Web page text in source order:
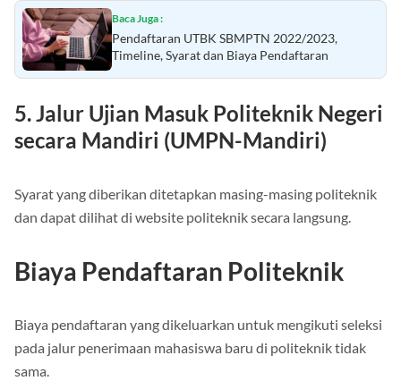
Baca Juga :
Pendaftaran UTBK SBMPTN 2022/2023,
Timeline, Syarat dan Biaya Pendaftaran
5. Jalur Ujian Masuk Politeknik Negeri
secara Mandiri (UMPN-Mandiri)
Syarat yang diberikan ditetapkan masing-masing politeknik
dan dapat dilihat di website politeknik secara langsung.
Biaya Pendaftaran Politeknik
Biaya pendaftaran yang dikeluarkan untuk mengikuti seleksi
pada jalur penerimaan mahasiswa baru di politeknik tidak
sama.